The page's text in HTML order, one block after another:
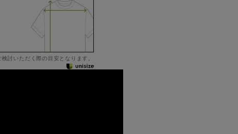
討いただく際の目安となります。